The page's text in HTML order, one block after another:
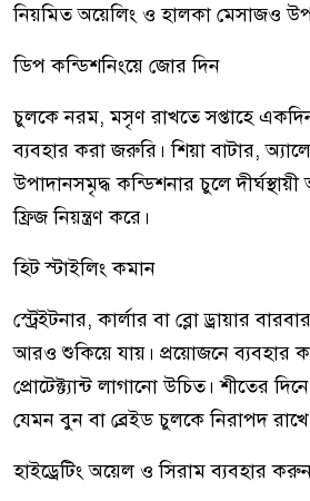
নিয়মিত অয়েলিং ও হালকা মেসাজও
ডিপ কন্ডিশনিংয়ে জোর দিন
চুলকে নরম, মসৃণ রাখতে সপ্তাহে
ব্যবহার করা জরুরি। শিয়া বাটার,
উপাদানসমৃদ্ধ কন্ডিশনার চুলে
ফ্রিজ নিয়ন্ত্রণ করে।
হিট স্টাইলিং কমান
স্ট্রেইটনার, কার্লার বা ব্লো ড্রায়ার
আরও শুকিয়ে যায়। প্রয়োজনে ব্যবহার
প্রোটেক্ট্যান্ট লাগানো উচিত। শীতের
যেমন বুন বা ব্রেইড চুলকে নিরাপদ
হাইড্রেটিং অয়েল ও সিরাম ব্যবহার